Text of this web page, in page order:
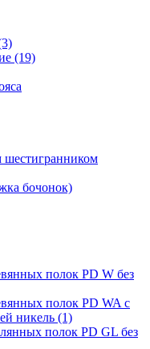
(19)
бочонок)
полок PD W без
полок PD WA с
никель (1)
полок PD GL без